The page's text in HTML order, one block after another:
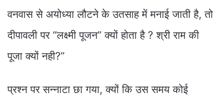
वनवास से अयोध्या लौटने के उतसाह में मनाई जाती है, तो
दीपावली पर “लक्ष्मी पूजन” क्यों होता है ? श्री राम की
पूजा क्यों नही?”
प्रश्न पर सन्नाटा छा गया, क्यों कि उस समय कोई